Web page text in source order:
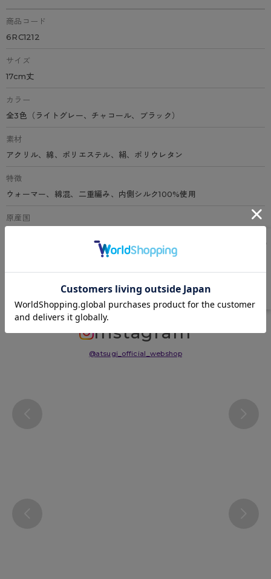
商品コード
6RC1212
サイズ
17cm丈
カラー
全3色（ライトグレー、チャコール、ブラック）
素材
アクリル、綿、ポリエステル、絹、ポリウレタン
特徴
ウォーマー、綿混、二重編み、内側シルク100%使用
原産国
Instagram
@atsugi_official_webshop